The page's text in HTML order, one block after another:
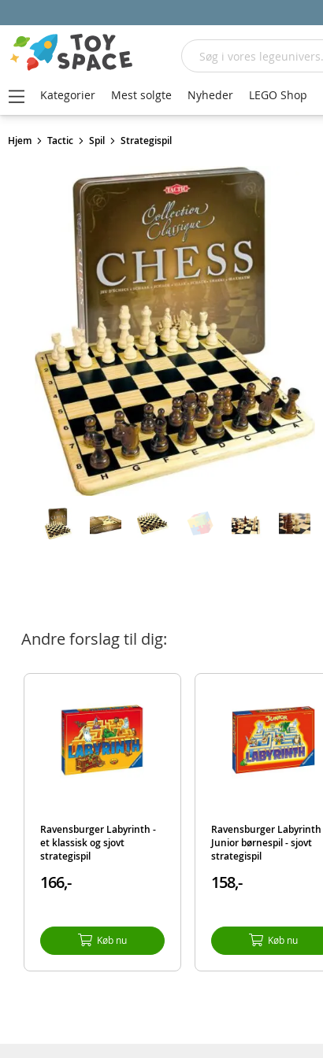
Hjem Tactic Spil Strategispil
Andre forslag til dig:
Ravensburger Labyrinth -
et klassisk og sjovt
strategispil
166,-
Køb nu
Ravensburger Labyrinth
Junior børnespil - sjovt
strategispil
158,-
Køb nu
Søg
Kategorier Mest solgte Nyheder LEGO Shop